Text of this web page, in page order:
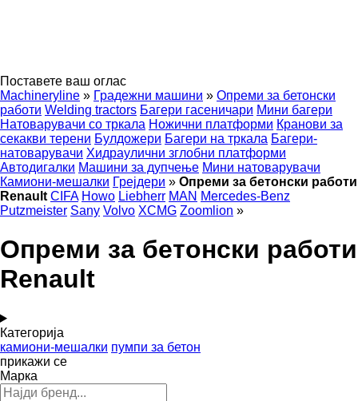
Поставете ваш оглас
Machineryline » Градежни машини » Опреми за бетонски
работи Welding tractors Багери гасеничари Мини багери
Натоварувачи со тркала Ножични платформи Кранови за
секакви терени Булдожери Багери на тркала Багери-
натоварувачи Хидраулични зглобни платформи
Автодигалки Машини за дупчење Мини натоварувачи
Камиони-мешалки Грејдери » Опреми за бетонски работи
Renault CIFA Howo Liebherr MAN Mercedes-Benz
Putzmeister Sany Volvo XCMG Zoomlion »
Опреми за бетонски работи
Renault
Категорија
камиони-мешалки пумпи за бетон
прикажи се
Марка